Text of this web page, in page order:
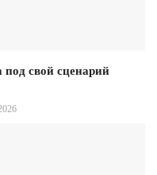
под свой сценарий